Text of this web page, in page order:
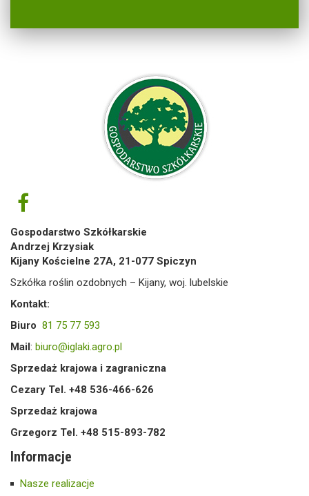
Gospodarstwo Szkółkarskie
Andrzej Krzysiak
Kijany Kościelne 27A, 21-077 Spiczyn
Szkółka roślin ozdobnych – Kijany, woj. lubelskie
Kontakt:
Biuro 81 75 77 593
Mail: biuro@iglaki.agro.pl
Sprzedaż krajowa i zagraniczna
Cezary Tel. +48 536-466-626
Sprzedaż krajowa
Grzegorz Tel. +48 515-893-782
Informacje
Nasze realizacje